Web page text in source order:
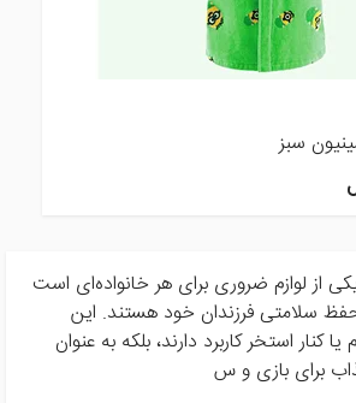
سبز
از لوازم ضروری برای هر خانواده‌ای است
سلامتی فرزندان خود هستند. این
کنار استخر کاربرد دارند، بلکه به عنوان
برای بازی و س